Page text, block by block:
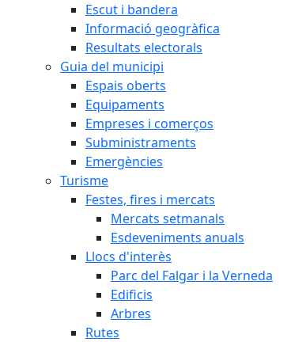
Escut i bandera
Informació geogràfica
Resultats electorals
Guia del municipi
Espais oberts
Equipaments
Empreses i comerços
Subministraments
Emergències
Turisme
Festes, fires i mercats
Mercats setmanals
Esdeveniments anuals
Llocs d'interès
Parc del Falgar i la Verneda
Edificis
Arbres
Rutes